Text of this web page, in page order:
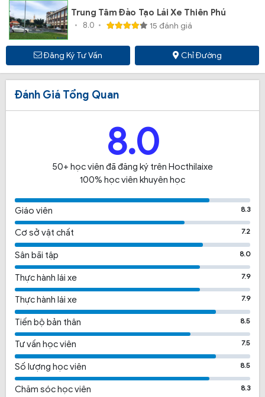
Trung Tâm Đào Tạo Lái Xe Thiên Phú
8.0 15 đánh giá
Đăng Ký Tư Vấn Chỉ Đường
Đánh Giá Tổng Quan
8.0
50+ học viên đã đăng ký trên Hocthilaixe
100% học viên khuyên học
Giáo viên 8.3
Cơ sở vật chất 7.2
Sân bãi tập 8.0
Thực hành lái xe 7.9
Thực hành lái xe 7.9
Tiến bộ bản thân 8.5
Tư vấn học viên 7.5
Số lượng học viên 8.5
Chăm sóc học viên 8.3